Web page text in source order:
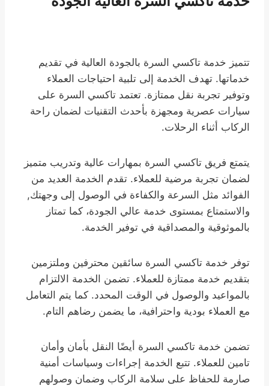
تتميز خدمة تاكسي السرة بالجودة العالية في تقديم
خدماتها. تهدف الخدمة إلى تلبية احتياجات العملاء
وتوفير تجربة نقل ممتازة. تعتمد تاكسي السرة على
سيارات عصرية ومجهزة بأحدث التقنيات لضمان راحة
الركاب أثناء الرحلات.
يتمتع فريق تاكسي السرة بمهارات عالية وتدريب متميز
لضمان تجربة مرضية للعملاء. تقدم الخدمة العديد من
الفوائد مثل السرعة والكفاءة في الوصول إلى وجهتك,
والاستمتاع بمستوى خدمة عالي الجودة، كما تمتاز
بالموثوقية والمصداقية في توفير الخدمة.
توفر خدمة تاكسي السرة سائقين محترفين وملتزمين
بتقديم خدمة ممتازة للعملاء. تضمن الخدمة الالتزام
بالمواعيد والوصول في الوقت المحدد. كما يتم التعامل
مع العملاء بودية واحترافية، ما يضمن رضاهم التام.
تضمن خدمة تاكسي السرة أيضًا النقل بأمان وأمان
تامين للعملاء. تتبع الخدمة إجراءات وسياسات أمنية
صارمة للحفاظ على سلامة الركاب وضمان وصولهم